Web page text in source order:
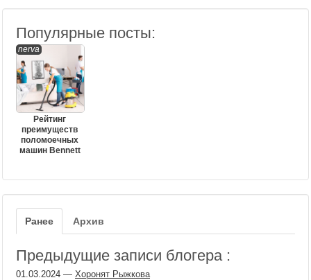
Популярные посты:
nerva
Рейтинг
преимуществ
поломоечных
машин Bennett
Ранее Архив
Предыдущие записи блогера :
01.03.2024 — Хоронят Рыжкова